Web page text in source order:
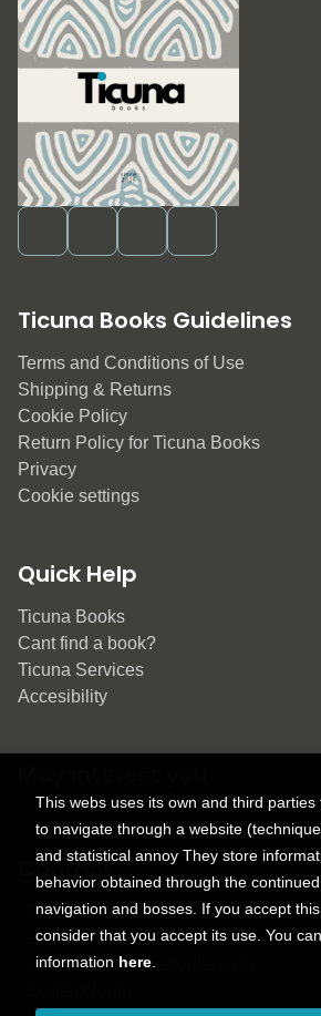
Ticuna Books Guidelines
Terms and Conditions of Use
Shipping & Returns
Cookie Policy
Return Policy for Ticuna Books
Privacy
Cookie settings
Quick Help
Ticuna Books
Cant find a book?
Ticuna Services
Accesibility
Contact
9150 Tahoma St.
+1 614-707-9934
contactus@ticunabooks.com
This webs uses its own and third
to navigate through a website
and statistical annoy They store
behavior obtained through the
navigation and bosses. If you accept
consider that you accept its use. You
information here